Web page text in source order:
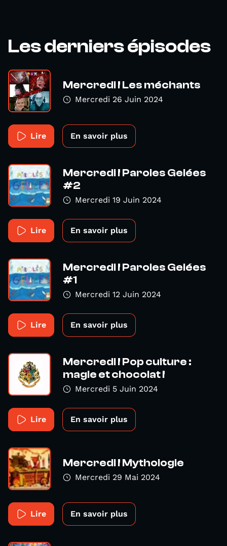
Les derniers épisodes
Mercredi ! Les méchants
Mercredi 26 Juin 2024
Lire En savoir plus
Mercredi ! Paroles Gelées
#2
Mercredi 19 Juin 2024
Lire En savoir plus
Mercredi ! Paroles Gelées
#1
Mercredi 12 Juin 2024
Lire En savoir plus
Mercredi ! Pop culture :
magie et chocolat !
Mercredi 5 Juin 2024
Lire En savoir plus
Mercredi ! Mythologie
Mercredi 29 Mai 2024
Lire En savoir plus